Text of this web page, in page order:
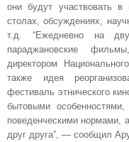
они будут участвовать в
столах, обсуждениях,
т.д. “Ежедневно на
параджановские
директором
также идея
фестиваль этнического
бытовыми
поведенческими нормами,
друг друга”, — сообщил